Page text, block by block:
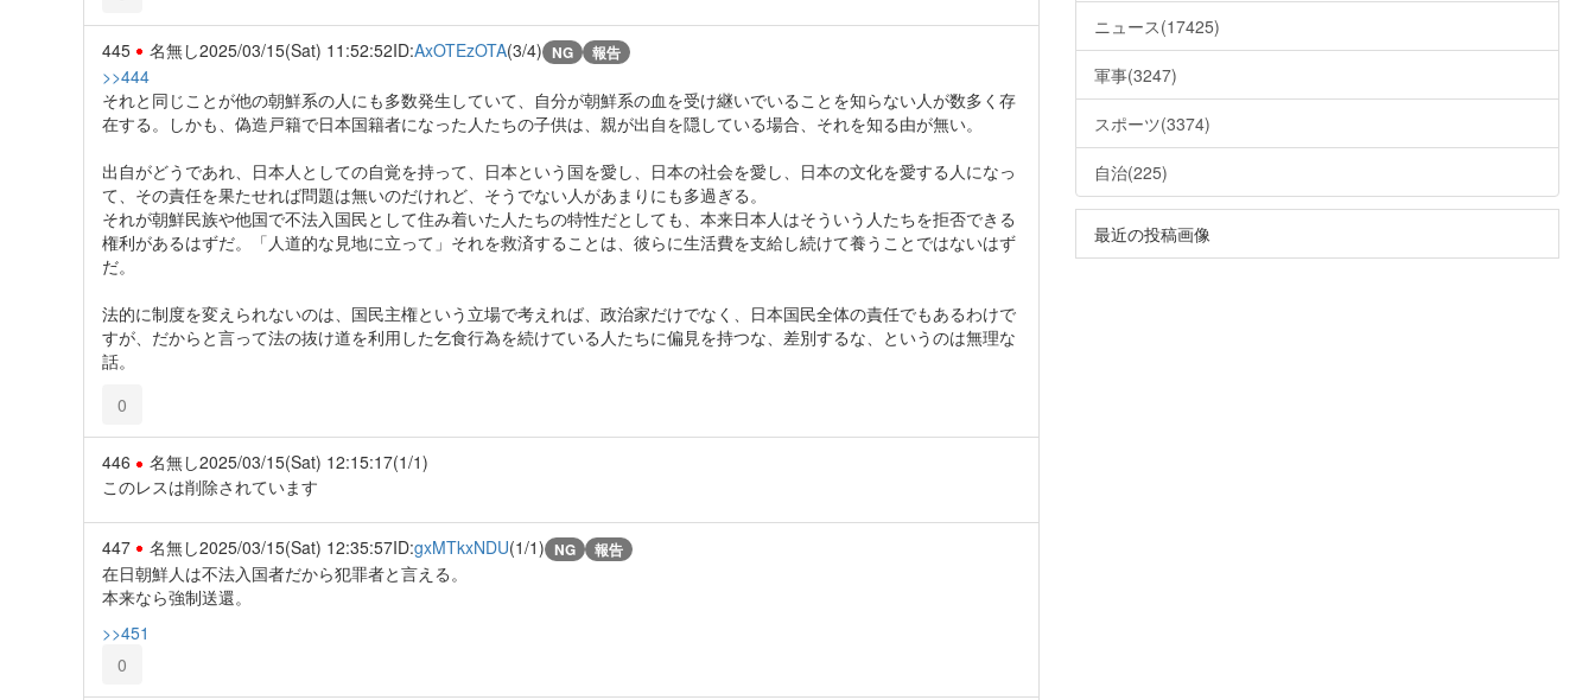
445 名無し2025/03/15(Sat) 11:52:52ID:AxOTEzOTA(3/4) NG 報告
>>444
それと同じことが他の朝鮮系の人にも多数発生していて、自分が朝鮮系の血を受け継いでいることを知らない人が数多く存
在する。しかも、偽造戸籍で日本国籍者になった人たちの子供は、親が出自を隠している場合、それを知る由が無い。
出自がどうであれ、日本人としての自覚を持って、日本という国を愛し、日本の社会を愛し、日本の文化を愛する人になっ
て、その責任を果たせれば問題は無いのだけれど、そうでない人があまりにも多過ぎる。
それが朝鮮民族や他国で不法入国民として住み着いた人たちの特性だとしても、本来日本人はそういう人たちを拒否できる
権利があるはずだ。「人道的な見地に立って」それを救済することは、彼らに生活費を支給し続けて養うことではないはず
だ。
法的に制度を変えられないのは、国民主権という立場で考えれば、政治家だけでなく、日本国民全体の責任でもあるわけで
すが、だからと言って法の抜け道を利用した乞食行為を続けている人たちに偏見を持つな、差別するな、というのは無理な
話。
0
446 名無し2025/03/15(Sat) 12:15:17(1/1)
このレスは削除されています
447 名無し2025/03/15(Sat) 12:35:57ID:gxMTkxNDU(1/1) NG 報告
在日朝鮮人は不法入国者だから犯罪者と言える。
本来なら強制送還。
>>451
0
ニュース(17425)
軍事(3247)
スポーツ(3374)
自治(225)
最近の投稿画像